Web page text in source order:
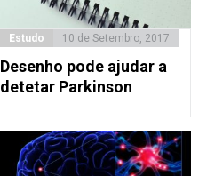
Estudo 10 de Setembro, 2017
Desenho pode ajudar a
detetar Parkinson